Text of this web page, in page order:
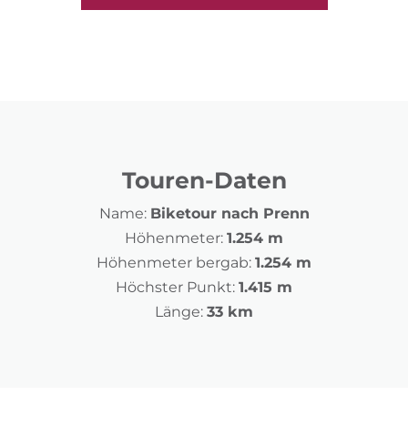
Touren-Daten
Name: Biketour nach Prenn
Höhenmeter: 1.254 m
Höhenmeter bergab: 1.254 m
Höchster Punkt: 1.415 m
Länge: 33 km